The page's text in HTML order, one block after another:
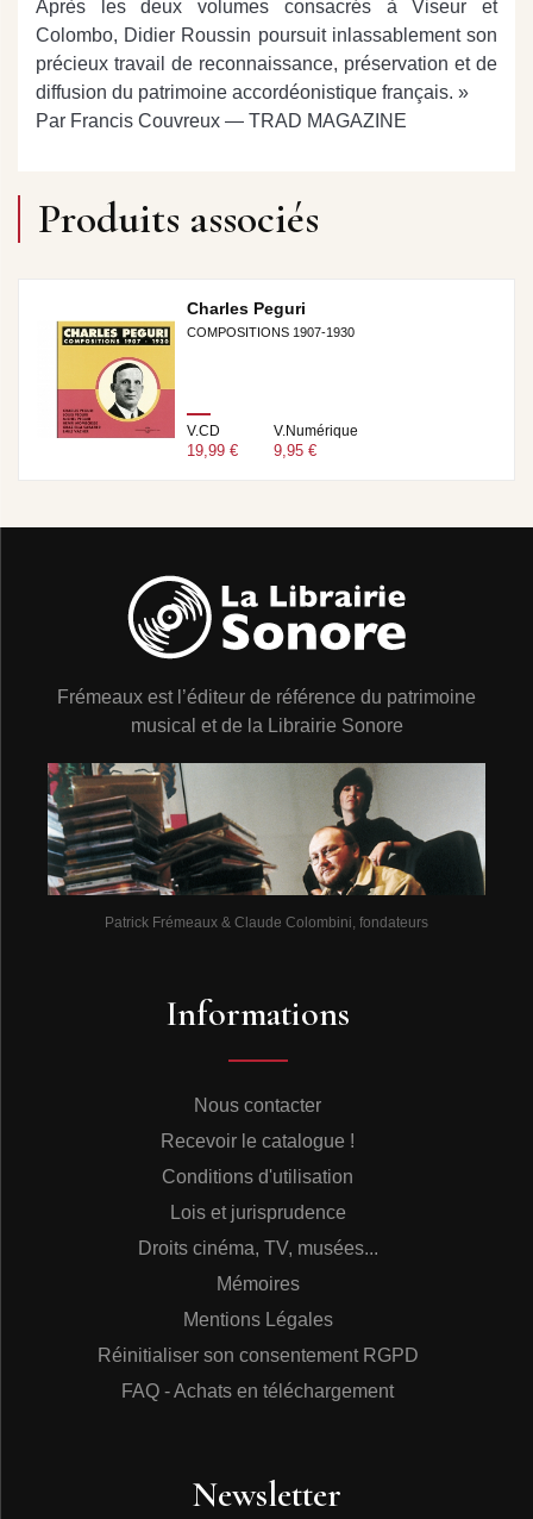
Après les deux volumes consacrés à Viseur et
Colombo, Didier Roussin poursuit inlassablement son
précieux travail de reconnaissance, préservation et de
diffusion du patrimoine accordéonistique français. »
Par Francis Couvreux — TRAD MAGAZINE
Produits associés
Charles Peguri
COMPOSITIONS 1907-1930
V.CD
19,99 €
V.Numérique
9,95 €
Frémeaux est l’éditeur de référence du patrimoine
musical et de la Librairie Sonore
Patrick Frémeaux & Claude Colombini, fondateurs
Informations
Nous contacter
Recevoir le catalogue !
Conditions d'utilisation
Lois et jurisprudence
Droits cinéma, TV, musées...
Mémoires
Mentions Légales
Réinitialiser son consentement RGPD
FAQ - Achats en téléchargement
Newsletter